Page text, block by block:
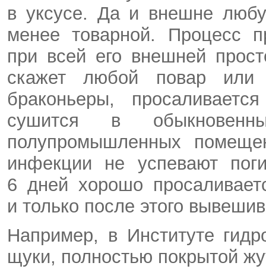
в уксусе. Да и внешне
менее товарной. Процесс
при всей его внешней
скажет любой повар или
браконьеры,
сушится в
полупромышленных
инфекции не успевают
6 дней хорошо
и только после этого
Например, в Институте
щуки, полностью покрытой